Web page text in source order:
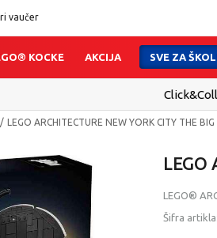
vaučer
KOCKE AKCIJA SVE ZA
karticom Online i preuzmite u
LEGO ARCHITECTURE NEW YORK CITY THE BIG
LEGO
LEGO®
Šifra artikla: